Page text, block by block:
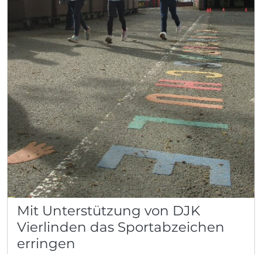
Mit Unterstützung von DJK
Vierlinden das Sportabzeichen
erringen